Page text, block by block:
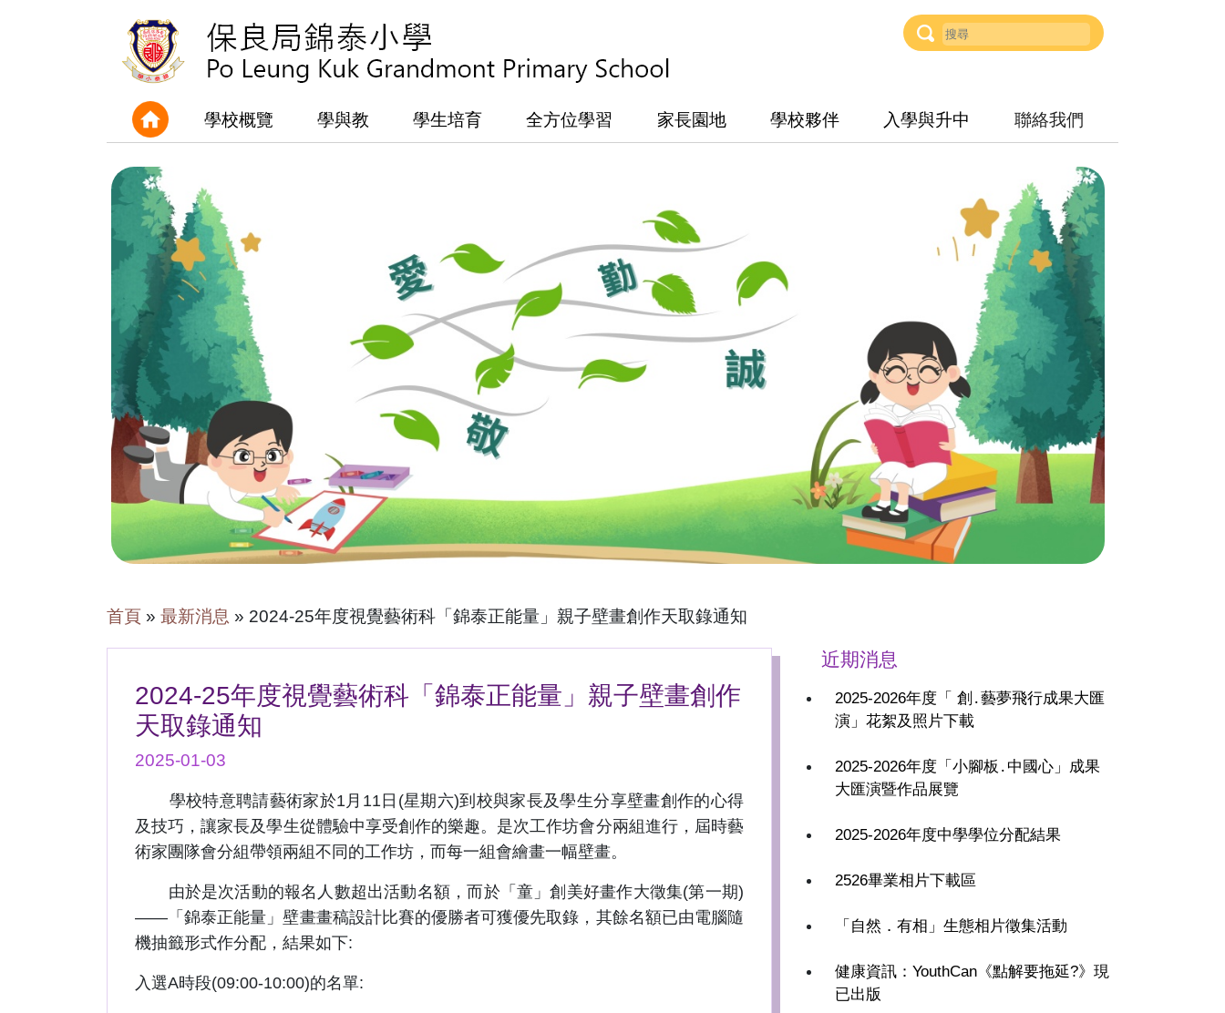
學校概覽 學與教 學生培育 全方位學習 家長園地 學校夥伴 入學與升中 聯絡我們
首頁 » 最新消息 » 2024-25年度視覺藝術科「錦泰正能量」親子壁畫創作天取錄通知
2024-25年度視覺藝術科「錦泰正能量」親子壁畫創作
天取錄通知
2025-01-03
學校特意聘請藝術家於1月11日(星期六)到校與家長及學生分享壁畫創作的心得
及技巧，讓家長及學生從體驗中享受創作的樂趣。是次工作坊會分兩組進行，屆時藝
術家團隊會分組帶領兩組不同的工作坊，而每一組會繪畫一幅壁畫。
由於是次活動的報名人數超出活動名額，而於「童」創美好畫作大徵集(第一期)
——「錦泰正能量」壁畫畫稿設計比賽的優勝者可獲優先取錄，其餘名額已由電腦隨
機抽籤形式作分配，結果如下:
入選A時段(09:00-10:00)的名單:
近期消息
2025-2026年度「 創․藝夢飛行成果大匯
演」花絮及照片下載
2025-2026年度「小腳板․中國心」成果
大匯演暨作品展覽
2025-2026年度中學學位分配結果
2526畢業相片下載區
「自然．有相」生態相片徵集活動
健康資訊：YouthCan《點解要拖延?》現
已出版